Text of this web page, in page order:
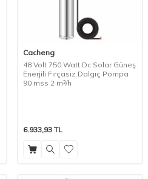
Cacheng
48 Volt 750 Watt Dc Solar Güneş
Enerjili Fırçasız Dalgıç Pompa
90 mss 2 m³/h
6.933,93 TL